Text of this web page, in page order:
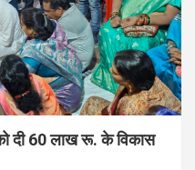
को दी 60 लाख रू. के विकास